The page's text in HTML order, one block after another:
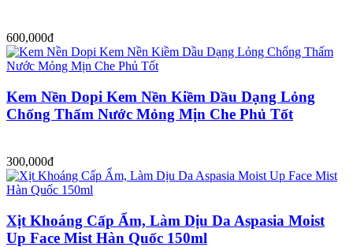
600,000đ
Kem Nền Dopi Kem Nền Kiềm Dầu Dạng Lỏng
Chống Thấm Nước Mỏng Mịn Che Phủ Tốt
300,000đ
Xịt Khoáng Cấp Ẩm, Làm Dịu Da Aspasia Moist
Up Face Mist Hàn Quốc 150ml